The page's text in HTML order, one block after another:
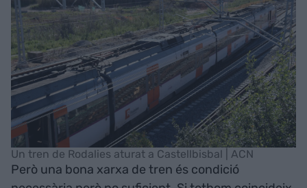
Un tren de Rodalies aturat a Castellbisbal | ACN
Però una bona xarxa de tren és condició